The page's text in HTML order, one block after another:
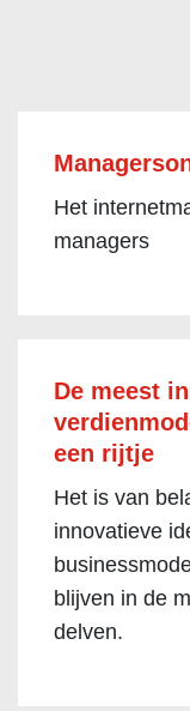
Het
managers
De meest
een rijtje
Het is van
innovatieve
blijven in de
delven.